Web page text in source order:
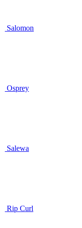
Salomon
Osprey
Salewa
Rip Curl